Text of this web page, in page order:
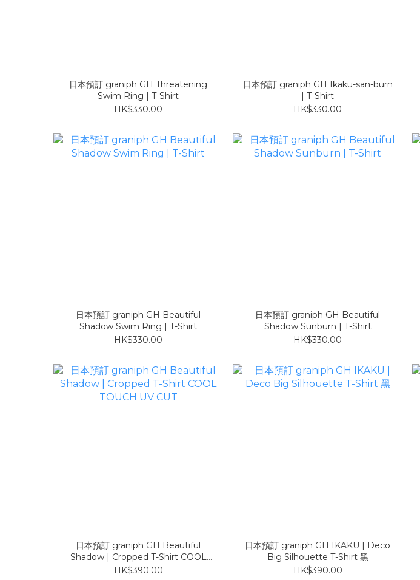
日本預訂 graniph GH Threatening
Swim Ring | T-Shirt
HK$330.00
日本預訂 graniph GH Ikaku-san-burn
| T-Shirt
HK$330.00
日本預訂 graniph GH Beautiful
Shadow Swim Ring | T-Shirt
HK$330.00
日本預訂 graniph GH Beautiful
Shadow Sunburn | T-Shirt
HK$330.00
日本預訂 graniph GH Beautiful
Shadow | Cropped T-Shirt COOL
TOUCH UV CUT
HK$390.00
日本預訂 graniph GH IKAKU | Deco
Big Silhouette T-Shirt 黑
HK$390.00